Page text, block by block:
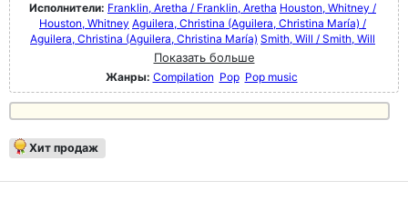
Исполнители: Franklin, Aretha / Franklin, Aretha Houston, Whitney /
Houston, Whitney Aguilera, Christina (Aguilera, Christina María) /
Aguilera, Christina (Aguilera, Christina María) Smith, Will / Smith, Will
Показать больше
Жанры: Compilation Pop Pop music
Хит продаж